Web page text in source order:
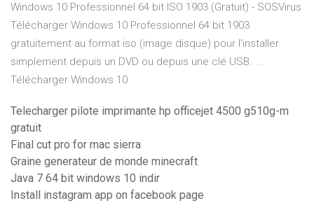
Windows 10 Professionnel 64 bit ISO 1903 (Gratuit) - SOSVirus
Télécharger Windows 10 Professionnel 64 bit 1903
gratuitement au format iso (image disque) pour l'installer
simplement depuis un DVD ou depuis une clé USB. ...
Télécharger Windows 10
Telecharger pilote imprimante hp officejet 4500 g510g-m
gratuit
Final cut pro for mac sierra
Graine generateur de monde minecraft
Java 7 64 bit windows 10 indir
Install instagram app on facebook page